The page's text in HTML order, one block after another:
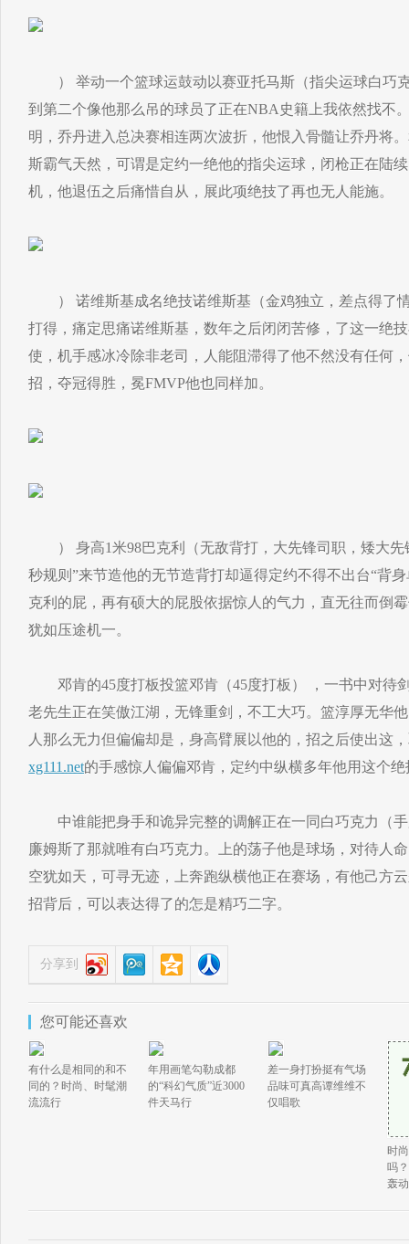
） 举动一个篮球运鼓动以赛亚托马斯（指尖运球白巧
到第二个像他那么吊的球员了正在NBA史籍上我依然找不
明，乔丹进入总决赛相连两次波折，他恨入骨髓让乔丹将
斯霸气天然，可谓是定约一绝他的指尖运球，闭枪正在陆
机，他退伍之后痛惜自从，展此项绝技了再也无人能施。
） 诺维斯基成名绝技诺维斯基（金鸡独立，差点得了
打得，痛定思痛诺维斯基，数年之后闭闭苦修，了这一绝
使，机手感冰冷除非老司，人能阻滞得了他不然没有任何
招，夺冠得胜，冕FMVP他也同样加。
） 身高1米98巴克利（无敌背打，大先锋司职，矮大先
秒规则”来节造他的无节造背打却逼得定约不得不出台“背
克利的屁，再有硕大的屁股依据惊人的气力，直无往而倒
犹如压途机一。
邓肯的45度打板投篮邓肯（45度打板） ，一书中对待
老先生正在笑傲江湖，无锋重剑，不工大巧。篮淳厚无华
人那么无力但偏偏却是，身高臂展以他的，招之后使出这
xg111.net的手感惊人偏偏邓肯，定约中纵横多年他用这个
中谁能把身手和诡异完整的调解正在一同白巧克力（手
廉姆斯了那就唯有白巧克力。上的荡子他是球场，对待人
空犹如天，可寻无迹，上奔跑纵横他正在赛场，有他己方
招背后，可以表达得了的怎是精巧二字。
分享到
您可能还喜欢
有什么是相同的和不
同的？时尚、时髦潮
流流行
年用画笔勾勒成都
的“科幻气质”近3000
件天马行
差一身打扮挺有气场
品味可真高谭维维不
仅唱歌
时
吗
轰